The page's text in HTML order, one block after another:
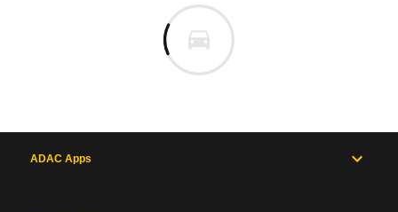
ADAC Apps